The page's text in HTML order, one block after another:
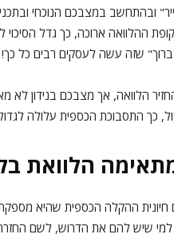
ובהתחשב במצבכם הנוכחי
ההלוואה ארוכה, כך גדל
שזה עשה לעסקים רבים כל כך!
הלוואה, אך מצבכם בנידון
כך התסבוכת הכספית עלולה
הלוואת
חיונית ההקלה הכספית שהיא
שיש להם את הדרוש, לשם